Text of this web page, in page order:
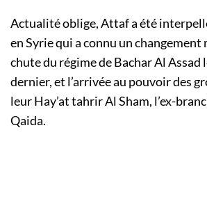
Actualité oblige, Attaf a été
en Syrie qui a connu un changement
chute du régime de Bachar Al Assad
dernier, et l’arrivée au pouvoir des
leur Hay’at tahrir Al Sham, l’ex-
Qaida.